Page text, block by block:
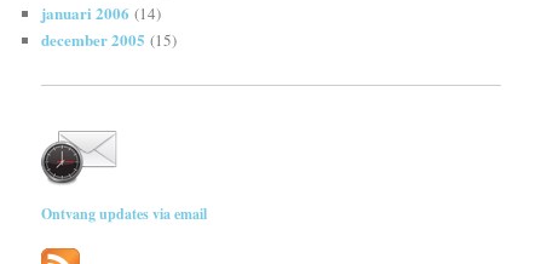
januari 2006 (14)
december 2005 (15)
Ontvang updates via email